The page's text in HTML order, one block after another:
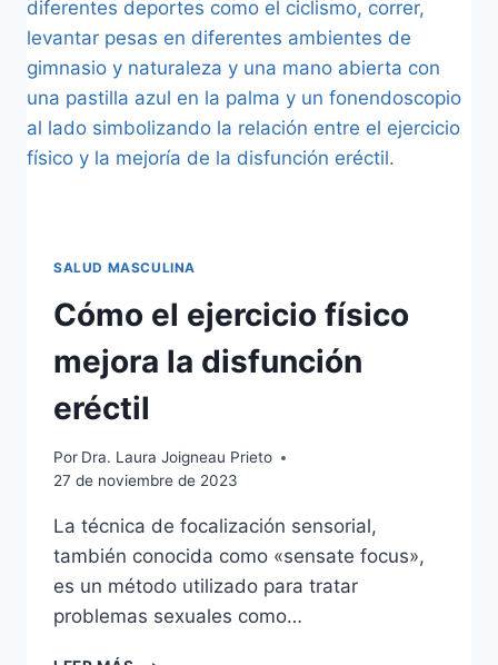
SALUD MASCULINA
Cómo el ejercicio físico
mejora la disfunción
eréctil
Por Dra. Laura Joigneau Prieto
27 de noviembre de 2023
La técnica de focalización sensorial,
también conocida como «sensate focus»,
es un método utilizado para tratar
problemas sexuales como…